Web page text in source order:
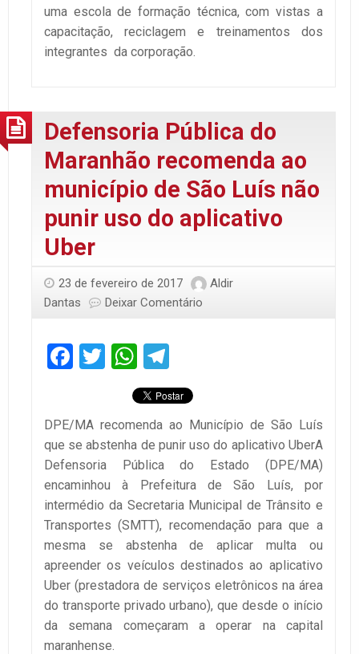
uma escola de formação técnica, com vistas a
capacitação, reciclagem e treinamentos dos
integrantes da corporação.
Defensoria Pública do
Maranhão recomenda ao
município de São Luís não
punir uso do aplicativo
Uber
23 de fevereiro de 2017
Aldir
Dantas
Deixar Comentário
Facebook
TwitterWhatsApp
DPE/MA recomenda ao Município de São Luís
que se abstenha de punir uso do aplicativo UberA
Defensoria Pública do Estado (DPE/MA)
encaminhou à Prefeitura de São Luís, por
intermédio da Secretaria Municipal de Trânsito e
Transportes (SMTT), recomendação para que a
mesma se abstenha de aplicar multa ou
apreender os veículos destinados ao aplicativo
Uber (prestadora de serviços eletrônicos na área
do transporte privado urbano), que desde o início
da semana começaram a operar na capital
maranhense.